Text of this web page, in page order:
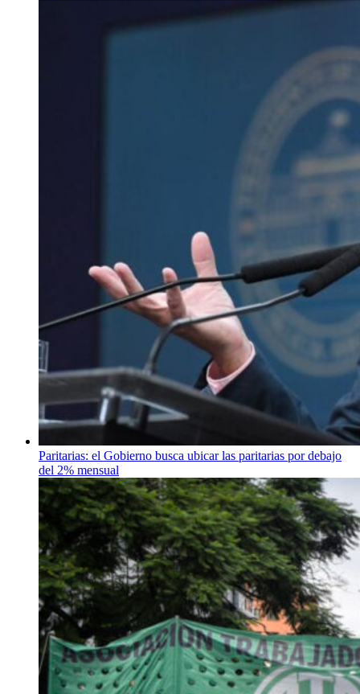
Paritarias: el Gobierno busca ubicar las paritarias por debajo
del 2% mensual